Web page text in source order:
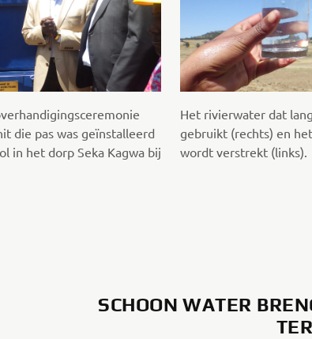
die pas was geïnstalleerd
in het dorp Seka Kagwa bij
Het rivierwater dat
gebruikt (rechts) en
wordt verstrekt (links).
SCHOON WATER